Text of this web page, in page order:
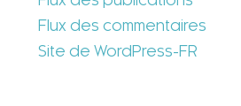
Flux des commentaires
Site de WordPress-FR